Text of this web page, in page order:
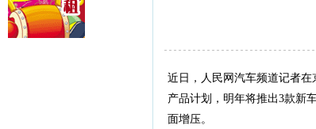
近日，人民网汽车频道记者
产品计划，明年将推出3款新
面增压。